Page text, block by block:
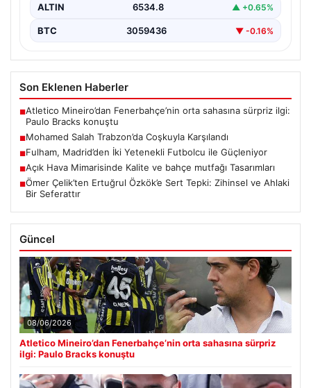
ALTIN 6534.8 ▲ +0.65%
BTC 3059436 ▼ -0.16%
Son Eklenen Haberler
■Atletico Mineiro’dan Fenerbahçe’nin orta sahasına sürpriz ilgi:
Paulo Bracks konuştu
■Mohamed Salah Trabzon’da Coşkuyla Karşılandı
■Fulham, Madrid’den İki Yetenekli Futbolcu ile Güçleniyor
■Açık Hava Mimarisinde Kalite ve bahçe mutfağı Tasarımları
■Ömer Çelik’ten Ertuğrul Özkök’e Sert Tepki: Zihinsel ve Ahlaki
Bir Seferattır
Güncel
08/06/2026
Atletico Mineiro’dan Fenerbahçe’nin orta sahasına sürpriz
ilgi: Paulo Bracks konuştu